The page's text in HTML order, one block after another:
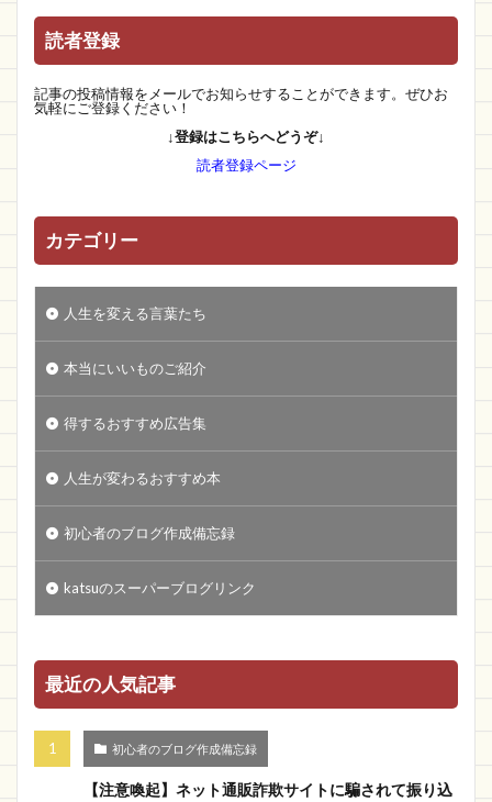
読者登録
記事の投稿情報をメールでお知らせすることができます。ぜひお
気軽にご登録ください！
↓登録はこちらへどうぞ↓
読者登録ページ
カテゴリー
人生を変える言葉たち
本当にいいものご紹介
得するおすすめ広告集
人生が変わるおすすめ本
初心者のブログ作成備忘録
katsuのスーパーブログリンク
最近の人気記事
初心者のブログ作成備忘録
【注意喚起】ネット通販詐欺サイトに騙されて振り込